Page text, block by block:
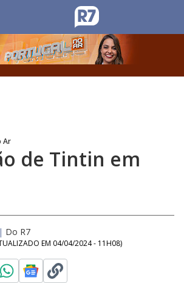
Ar
de Tintin em
| Do R7
EM 04/04/2024 - 11H08)